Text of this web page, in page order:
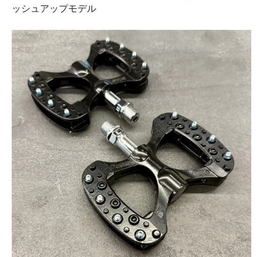
ッシュアップモデル